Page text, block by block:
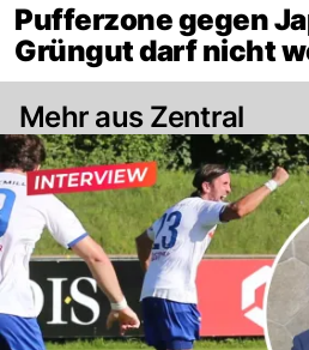
Pufferzone gegen
Grüngut darf nicht
Mehr aus Zentral